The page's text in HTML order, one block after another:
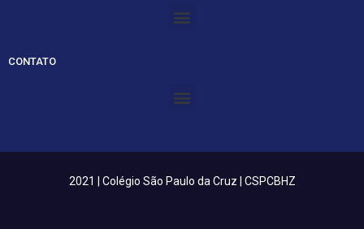
Menu
CONTATO
Menu
2021 | Colégio São Paulo da Cruz | CSPCBHZ